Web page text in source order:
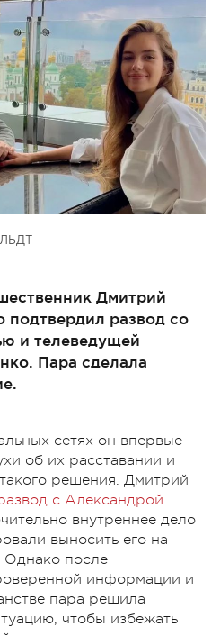
Дмитрий
развод со
и телеведущей
Пара сделала
сетях он впервые
об их расставании и
решения. Дмитрий
с Александрой
внутреннее дело
выносить его на
Однако после
информации и
пара решила
чтобы избежать